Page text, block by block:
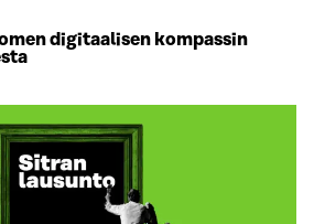
digitaalisen kompassin